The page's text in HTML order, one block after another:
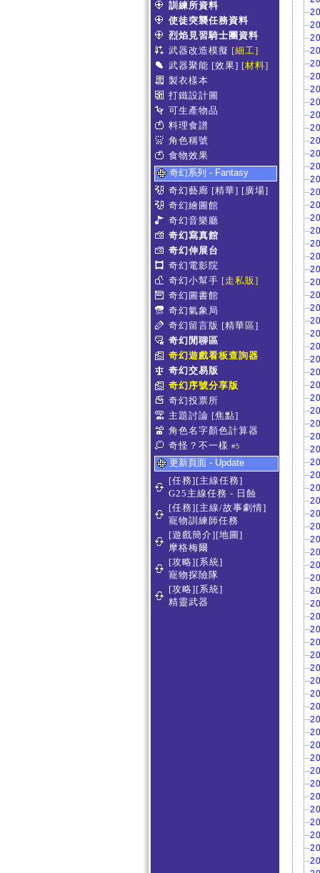
訓練所資料
使徒突襲任務資料
烈焰見習騎士團資料
武器改造模擬 [細工]
武器聚能 [效果] [材料]
製衣樣本
打鐵設計圖
可生產物品
料理食譜
角色稱號
食物效果
奇幻系列 - Fantasy
奇幻藝廊 [精華] [廣場]
奇幻繪圖館
奇幻音樂廳
奇幻寫真館
奇幻伸展台
奇幻電影院
奇幻小幫手 [走私販]
奇幻圖書館
奇幻氣象局
奇幻留言版 [精華區]
奇幻閒聊區
奇幻遊戲看板查詢器
奇幻交易版
奇幻序號分享版
奇幻投票所
主題討論 [焦點]
角色名字顏色計算器
奇怪？不一樣 #5
更新頁面 - Update
[任務][主線任務]
G25主線任務 - 日蝕
[任務][主線/故事劇情]
寵物訓練師任務
[遊戲簡介][地圖]
摩格梅爾
[攻略][系統]
寵物探險隊
[攻略][系統]
精靈武器